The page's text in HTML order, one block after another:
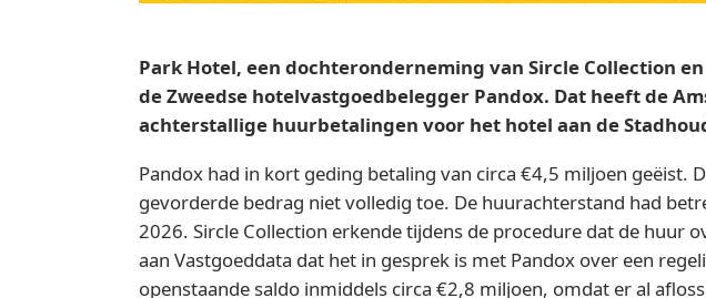
Park Hotel, een dochteronderneming van Sircle Collection
de Zweedse hotelvastgoedbelegger Pandox. Dat heeft de
achterstallige huurbetalingen voor het hotel aan de
Pandox had in kort geding betaling van circa €4,5 miljoen geëist.
gevorderde bedrag niet volledig toe. De huurachterstand had
2026. Sircle Collection erkende tijdens de procedure dat de huur
aan Vastgoeddata dat het in gesprek is met Pandox over een
openstaande saldo inmiddels circa €2,8 miljoen, omdat er al